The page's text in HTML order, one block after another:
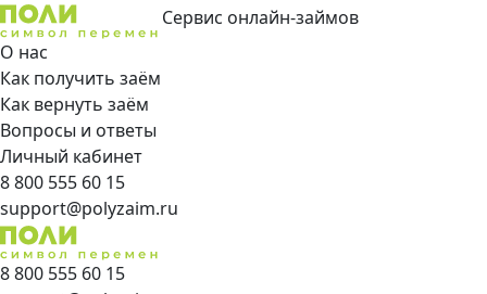
Сервис онлайн-займов
О нас
Как получить заём
Как вернуть заём
Вопросы и ответы
Личный кабинет
8 800 555 60 15
support@polyzaim.ru
8 800 555 60 15